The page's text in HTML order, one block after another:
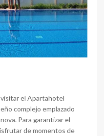
visitar el Apartahotel
complejo emplazado
Para garantizar el
de momentos de